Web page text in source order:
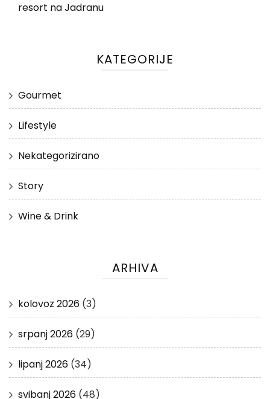
resort na Jadranu
KATEGORIJE
Gourmet
Lifestyle
Nekategorizirano
Story
Wine & Drink
ARHIVA
kolovoz 2026 (3)
srpanj 2026 (29)
lipanj 2026 (34)
svibanj 2026 (48)